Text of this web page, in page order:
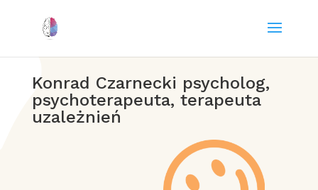
Konrad Czarnecki psycholog,
psychoterapeuta, terapeuta
uzależnień